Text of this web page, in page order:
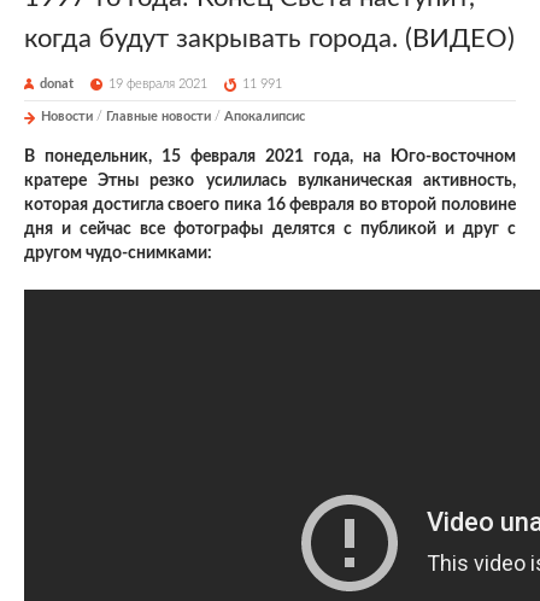
когда будут закрывать города. (ВИДЕО)
donat 19 февраля 2021 11 991
Новости / Главные новости / Апокалипсис
В понедельник, 15 февраля 2021 года, на Юго-восточном
кратере Этны резко усилилась вулканическая активность,
которая достигла своего пика 16 февраля во второй половине
дня и сейчас все фотографы делятся с публикой и друг с
другом чудо-снимками: